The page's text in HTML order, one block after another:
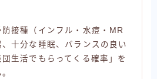
接種（インフル・水痘・MR
十分な睡眠、バランスの良い
生活でもらってくる確率」を